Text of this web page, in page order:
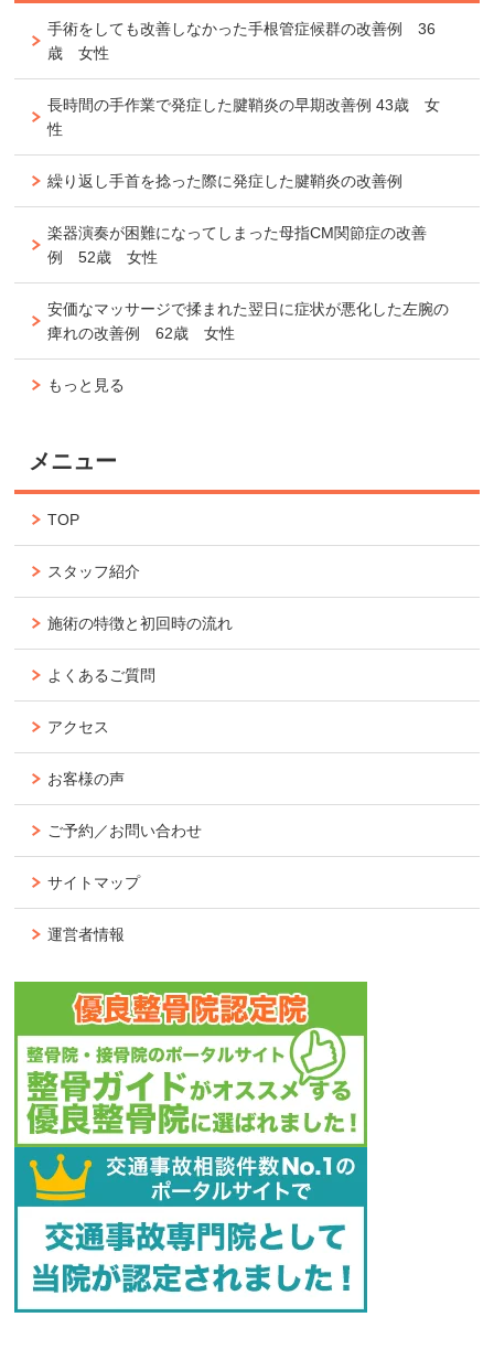
手術をしても改善しなかった手根管症候群の改善例 36
歳 女性
長時間の手作業で発症した腱鞘炎の早期改善例 43歳 女
性
繰り返し手首を捻った際に発症した腱鞘炎の改善例
楽器演奏が困難になってしまった母指CM関節症の改善
例 52歳 女性
安価なマッサージで揉まれた翌日に症状が悪化した左腕の
痺れの改善例 62歳 女性
もっと見る
メニュー
TOP
スタッフ紹介
施術の特徴と初回時の流れ
よくあるご質問
アクセス
お客様の声
ご予約／お問い合わせ
サイトマップ
運営者情報